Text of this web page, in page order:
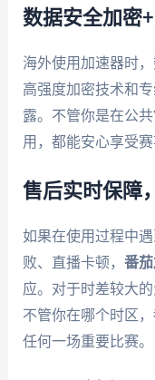
数据安全加密
海外使用加速器时，
高强度加密技术和
露。不管你是在公
用，都能安心享受
售后实时保障
如果在使用过程中
败、直播卡顿， 番
应。对于时差较大
不管你在哪个时区
任何一场重要比赛。